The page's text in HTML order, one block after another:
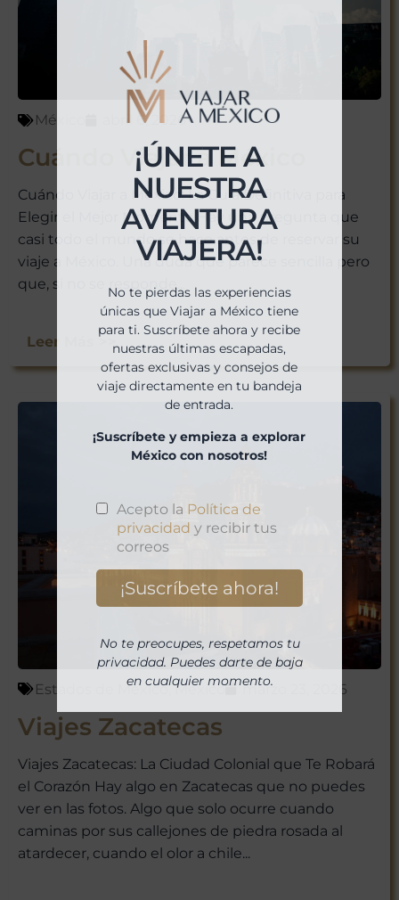
México abril 6, 2026
Cuándo Viajar a México
Cuándo Viajar a México: La Guía Definitiva para
Elegir el Mejor Momento Hay una pregunta que
casi todo el mundo se hace antes de reservar su
viaje a México. Una duda que parece sencilla pero
que, si no se responde...
Leer Más >>
Estados de México,México marzo 23, 2026
Viajes Zacatecas
Viajes Zacatecas: La Ciudad Colonial que Te Robará
el Corazón Hay algo en Zacatecas que no puedes
ver en las fotos. Algo que solo ocurre cuando
caminas por sus callejones de piedra rosada al
atardecer, cuando el olor a chile...
¡ÚNETE A
NUESTRA
AVENTURA
VIAJERA!
No te pierdas las experiencias
únicas que Viajar a México tiene
para ti. Suscríbete ahora y recibe
nuestras últimas escapadas,
ofertas exclusivas y consejos de
viaje directamente en tu bandeja
de entrada.
¡Suscríbete y empieza a explorar
México con nosotros!
No te preocupes, respetamos tu
privacidad. Puedes darte de baja
en cualquier momento.